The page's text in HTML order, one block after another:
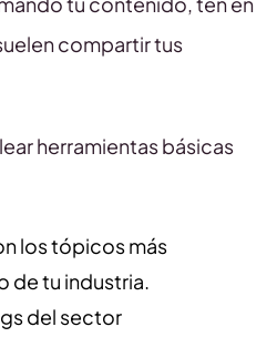
compartir tus
herramientas básicas
los tópicos más
tu industria.
del sector